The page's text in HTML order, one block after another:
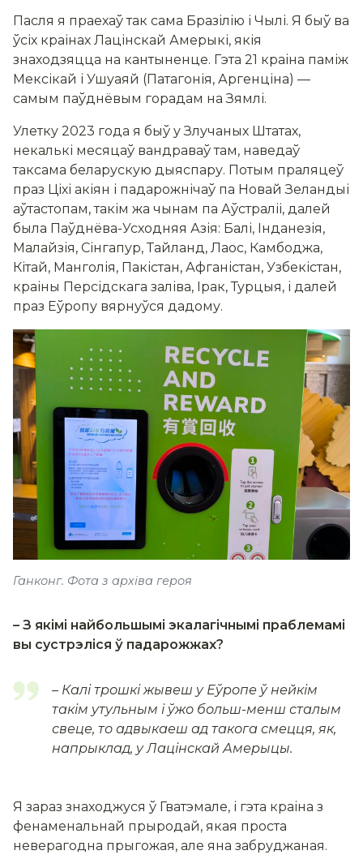
Пасля я праехаў так сама Бразілію і Чылі. Я быў ва
ўсіх краінах Лацінскай Амерыкі, якія
знаходзяцца на кантыненце. Гэта 21 краіна паміж
Мексікай і Ушуаяй (Патагонія, Аргенціна) —
самым паўднёвым горадам на Зямлі.
Улетку 2023 года я быў у Злучаных Штатах,
некалькі месяцаў вандраваў там, наведаў
таксама беларускую дыяспару. Потым праляцеў
праз Ціхі акіян і падарожнічаў па Новай Зеландыі
аўтастопам, такім жа чынам па Аўстраліі, далей
была Паўднёва-Усходняя Азія: Балі, Інданезія,
Малайзія, Сінгапур, Тайланд, Лаос, Камбоджа,
Кітай, Манголія, Пакістан, Афганістан, Узбекістан,
краіны Персідскага заліва, Ірак, Турцыя, і далей
праз Еўропу вярнуўся дадому.
Ганконг. Фота з архіва героя
– З якімі найбольшымі экалагічнымі праблемамі
вы сустрэліся ў падарожжах?
– Калі трошкі жывеш у Еўропе ў нейкім
такім утульным і ўжо больш-менш сталым
свеце, то адвыкаеш ад такога смецця, як,
напрыклад, у Лацінскай Амерыцы.
Я зараз знаходжуся ў Гватэмале, і гэта краіна з
фенаменальнай прыродай, якая проста
неверагодна прыгожая, але яна забруджаная.